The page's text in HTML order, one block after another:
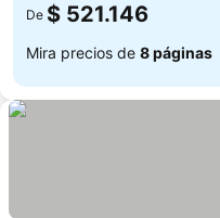
De $ 521.146
Mira precios de 8 páginas